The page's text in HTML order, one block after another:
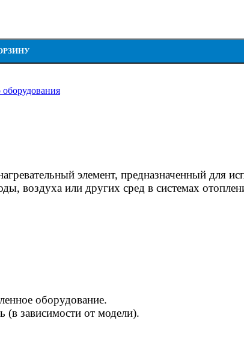
элемент, предназначенный для
воздуха или других сред в системах
оборудование.
(в зависимости от модели).